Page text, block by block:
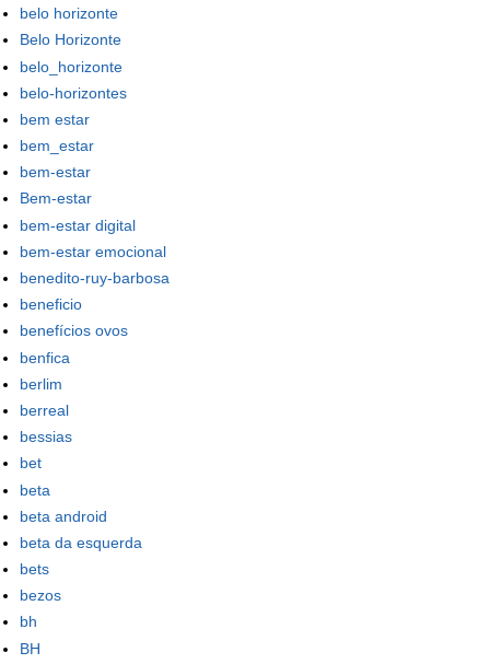
belo horizonte
Belo Horizonte
belo_horizonte
belo-horizontes
bem estar
bem_estar
bem-estar
Bem-estar
bem-estar digital
bem-estar emocional
benedito-ruy-barbosa
beneficio
benefícios ovos
benfica
berlim
berreal
bessias
bet
beta
beta android
beta da esquerda
bets
bezos
bh
BH